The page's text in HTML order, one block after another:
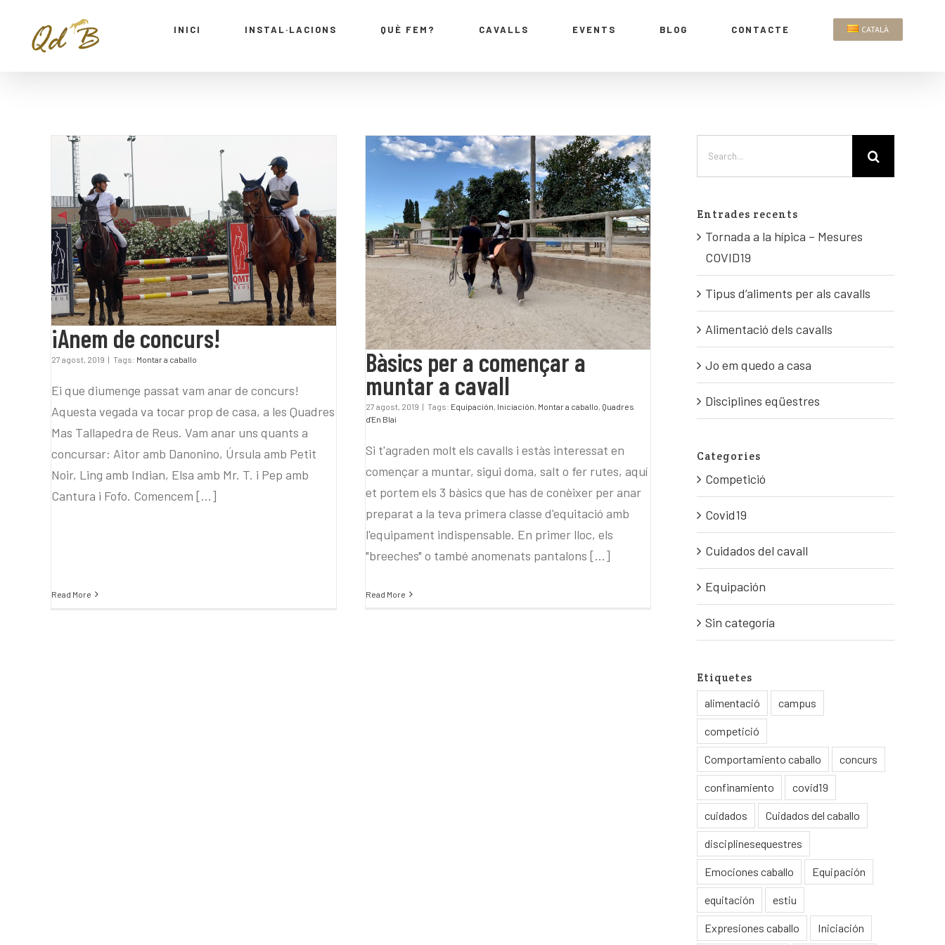
INICI INSTAL·LACIONS QUÈ FEM? CAVALLS EVENTS BLOG CONTACTE CATALÀ
¡Anem de concurs!
¡Anem de concurs!
27 agost, 2019 | Tags: Montar a caballo
Ei que diumenge passat vam anar de concurs!
Aquesta vegada va tocar prop de casa, a les Quadres
Mas Tallapedra de Reus. Vam anar uns quants a
concursar: Aitor amb Danonino, Úrsula amb Petit
Noir, Ling amb Indian, Elsa amb Mr. T. i Pep amb
Cantura i Fofo. Comencem [...]
Read More
Bàsics per a començar a
muntar a cavall
Bàsics per a començar a
muntar a cavall
27 agost, 2019 | Tags: Equipación Iniciación Montar a caballo Quadres
d'En Blai
Si t'agraden molt els cavalls i estàs interessat en
començar a muntar, sigui doma, salt o fer rutes, aquí
et portem els 3 bàsics que has de conèixer per anar
preparat a la teva primera classe d'equitació amb
l'equipament indispensable. En primer lloc, els
"breeches" o també anomenats pantalons [...]
Read More
Entrades recents
Tornada a la hípica – Mesures
COVID19
Tipus d’aliments per als cavalls
Alimentació dels cavalls
Jo em quedo a casa
Disciplines eqüestres
Categories
Competició
Covid19
Cuidados del cavall
Equipación
Sin categoría
Etiquetes
alimentació
campus
competició
Comportamiento caballo concurs
confinamiento covid19
cuidados Cuidados del caballo
disciplinesequestres
Emociones caballo Equipación
equitación estiu
Expresiones caballo Iniciación